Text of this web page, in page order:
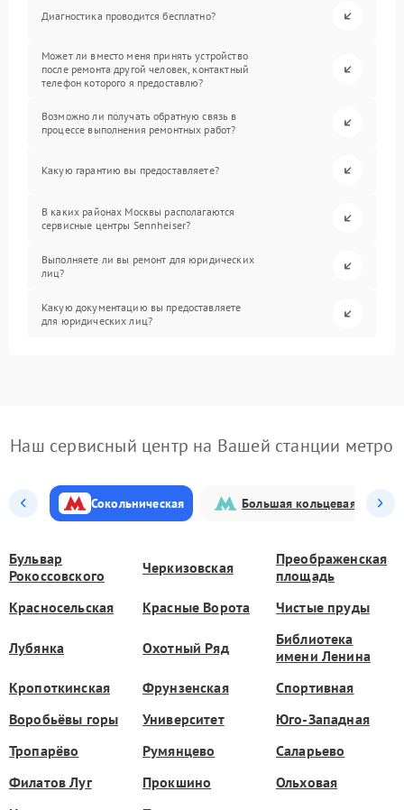
Диагностика проводится бесплатно?
Может ли вместо меня принять устройство
после ремонта другой человек, контактный
телефон которого я предоставлю?
Возможно ли получать обратную связь в
процессе выполнения ремонтных работ?
Какую гарантию вы предоставляете?
В каких районах Москвы располагаются
сервисные центры Sennheiser?
Выполняете ли вы ремонт для юридических
лиц?
Какую документацию вы предоставляете
для юридических лиц?
Наш сервисный центр на Вашей станции метро
Сокольническая Большая кольцевая
Бульвар
Рокоссовского
Черкизовская
Преображенская
площадь
Красносельская
Красные Ворота Чистые пруды
Лубянка Охотный Ряд
Библиотека
имени Ленина
Кропоткинская
Фрунзенская
Спортивная
Воробьёвы горы
Университет
Юго-Западная
Тропарёво
Румянцево
Саларьево
Филатов Луг
Прокшино
Ольховая